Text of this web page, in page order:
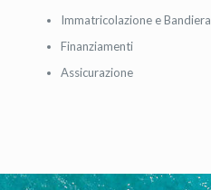
Immatricolazione e Bandiera
Finanziamenti
Assicurazione